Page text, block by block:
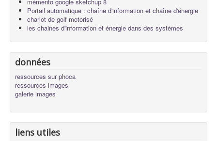
Portail automatique : chaîne d'information et chaîne d'énergie
chariot de golf motorisé
les chaines d'information et énergie dans des systèmes
données
ressources sur phoca
ressources images
galerie images
liens utiles